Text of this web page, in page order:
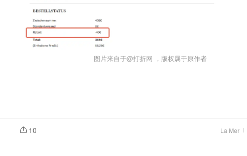
图片来自于@打折网 ，版权属于原作者
La Mer
10